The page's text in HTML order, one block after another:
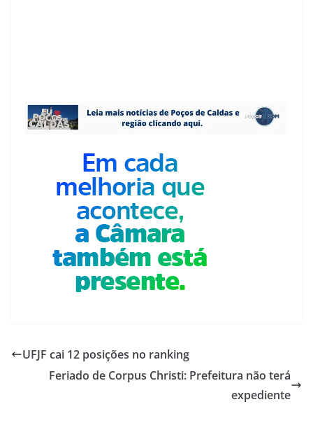
UFJF cai 12 posições no ranking
Feriado de Corpus Christi: Prefeitura não terá
expediente